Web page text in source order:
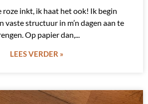
roze inkt, ik haat het ook! Ik begin
vaste structuur in m’n dagen aan te
Op papier dan,
LEES VERDER »